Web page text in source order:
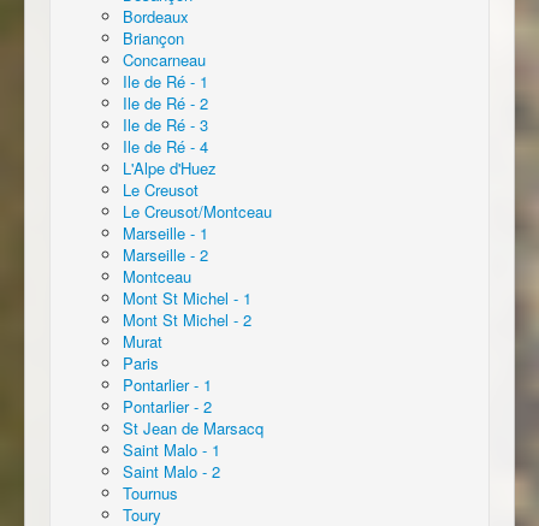
Bordeaux
Briançon
Concarneau
Ile de Ré - 1
Ile de Ré - 2
Ile de Ré - 3
Ile de Ré - 4
L'Alpe d'Huez
Le Creusot
Le Creusot/Montceau
Marseille - 1
Marseille - 2
Montceau
Mont St Michel - 1
Mont St Michel - 2
Murat
Paris
Pontarlier - 1
Pontarlier - 2
St Jean de Marsacq
Saint Malo - 1
Saint Malo - 2
Tournus
Toury